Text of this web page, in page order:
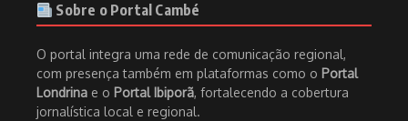
Sobre o Portal Cambé
O portal integra uma rede de comunicação regional,
com presença também em plataformas como o Portal
Londrina e o Portal Ibiporã, fortalecendo a cobertura
jornalística local e regional.